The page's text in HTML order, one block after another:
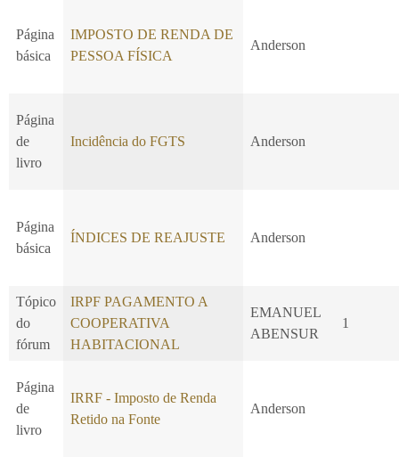
Página
básica
IMPOSTO DE RENDA DE
PESSOA FÍSICA
Anderson
Página
de
livro
Incidência do FGTS Anderson
Página
básica
ÍNDICES DE REAJUSTE Anderson
Tópico
do
fórum
IRPF PAGAMENTO A
COOPERATIVA
HABITACIONAL
EMANUEL
ABENSUR
1
Página
de
livro
IRRF - Imposto de Renda
Retido na Fonte
Anderson